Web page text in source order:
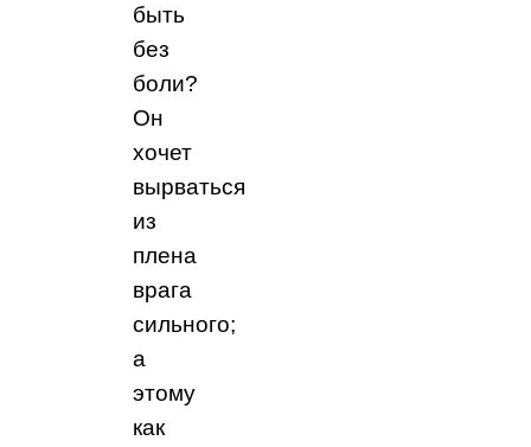
быть
без
боли?
Он
хочет
вырваться
из
плена
врага
сильного;
а
этому
как